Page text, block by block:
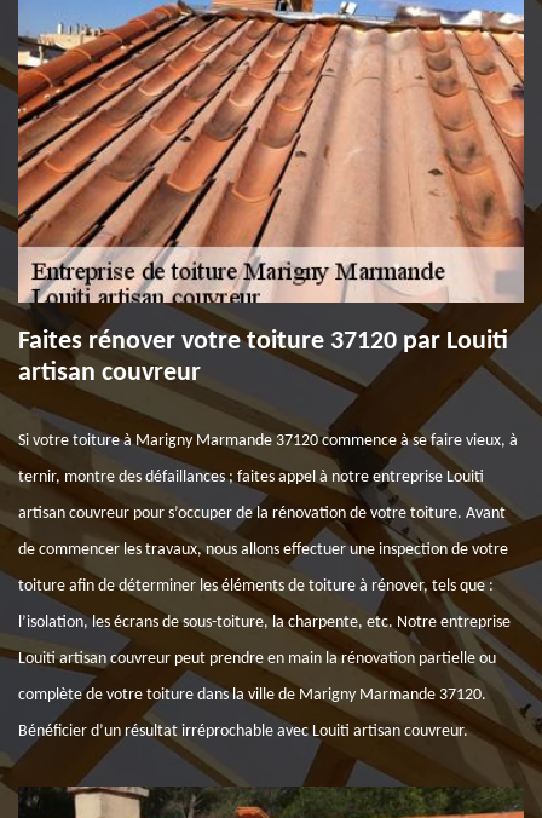
Faites rénover votre toiture 37120 par Louiti
artisan couvreur
Si votre toiture à Marigny Marmande 37120 commence à se faire vieux, à
ternir, montre des défaillances ; faites appel à notre entreprise Louiti
artisan couvreur pour s’occuper de la rénovation de votre toiture. Avant
de commencer les travaux, nous allons effectuer une inspection de votre
toiture afin de déterminer les éléments de toiture à rénover, tels que :
l’isolation, les écrans de sous-toiture, la charpente, etc. Notre entreprise
Louiti artisan couvreur peut prendre en main la rénovation partielle ou
complète de votre toiture dans la ville de Marigny Marmande 37120.
Bénéficier d’un résultat irréprochable avec Louiti artisan couvreur.